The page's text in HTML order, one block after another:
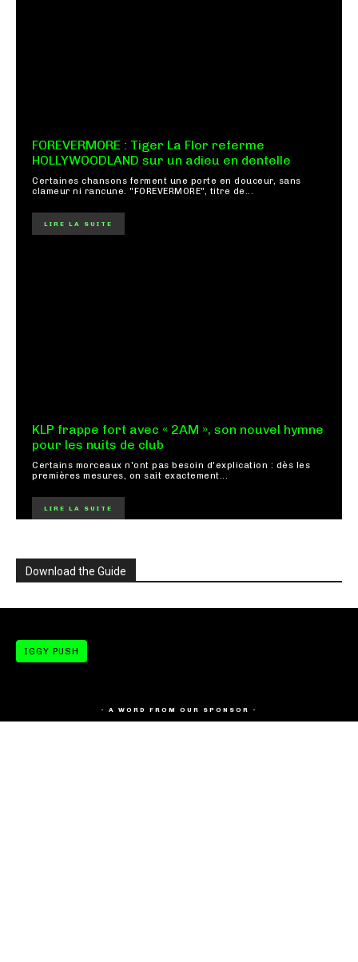
FOREVERMORE : Tiger La Flor referme
HOLLYWOODLAND sur un adieu en dentelle
Certaines chansons ferment une porte en douceur, sans
clameur ni rancune. "FOREVERMORE", titre de...
LIRE LA SUITE
KLP frappe fort avec « 2AM », son nouvel hymne
pour les nuits de club
Certains morceaux n'ont pas besoin d'explication : dès les
premières mesures, on sait exactement...
LIRE LA SUITE
Download the Guide
IGGY PUSH
- A WORD FROM OUR SPONSOR -